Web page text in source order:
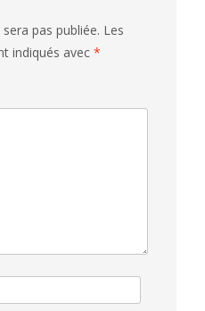
pas publiée. Les
indiqués avec *